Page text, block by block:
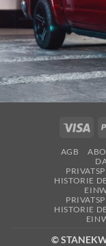
AGB
HISTORIE
HISTORIE
©